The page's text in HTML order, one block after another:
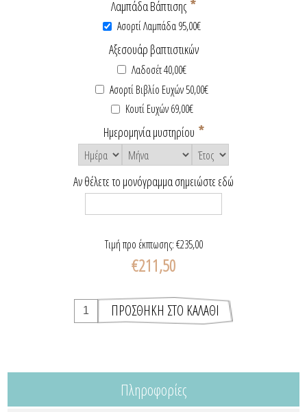
Λαμπάδα Βάπτισης *
Ασορτί Λαμπάδα 95,00€
Αξεσουάρ βαπτιστικών
Λαδοσέτ 40,00€
Ασορτί Βιβλίο Ευχών 50,00€
Κουτί Ευχών 69,00€
Ημερομηνία μυστηρίου *
Αν θέλετε το μονόγραμμα σημειώστε εδώ
Τιμή προ έκπτωσης:€235,00
€211,50
Πληροφορίες